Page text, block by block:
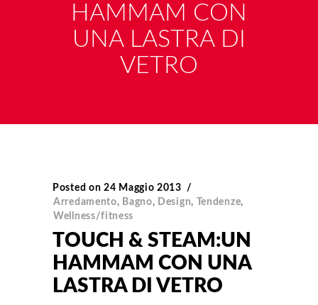
HAMMAM CON
UNA LASTRA DI
VETRO
Posted on 24 Maggio 2013
Arredamento, Bagno, Design, Tendenze,
Wellness/fitness
TOUCH & STEAM:UN
HAMMAM CON UNA
LASTRA DI VETRO